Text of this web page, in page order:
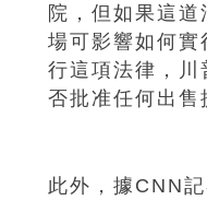
院，但如果這
場可影響如何實
行這項法律，川
否批准任何出售
此外，據CNN